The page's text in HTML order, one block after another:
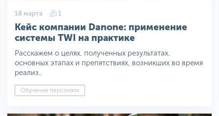
18 марта 1
Кейс компании Danone: применение
системы TWI на практике
Расскажем о целях, полученных результатах,
основных этапах и препятствиях, возникших во время
реализ..
Обучение персонала